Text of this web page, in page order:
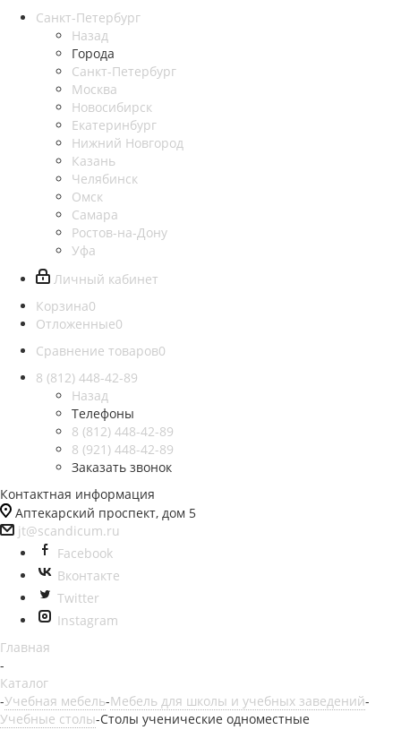
Санкт-Петербург
Назад
Города
Санкт-Петербург
Москва
Новосибирск
Екатеринбург
Нижний Новгород
Казань
Челябинск
Омск
Самара
Ростов-на-Дону
Уфа
Личный кабинет
Корзина0
Отложенные0
Сравнение товаров0
8 (812) 448-42-89
Назад
Телефоны
8 (812) 448-42-89
8 (921) 448-42-89
Заказать звонок
Контактная информация
Аптекарский проспект, дом 5
jt@scandicum.ru
Facebook
Вконтакте
Twitter
Instagram
Главная
-
Каталог
-Учебная мебель-Мебель для школы и учебных заведений-
Учебные столы-Столы ученические одноместные